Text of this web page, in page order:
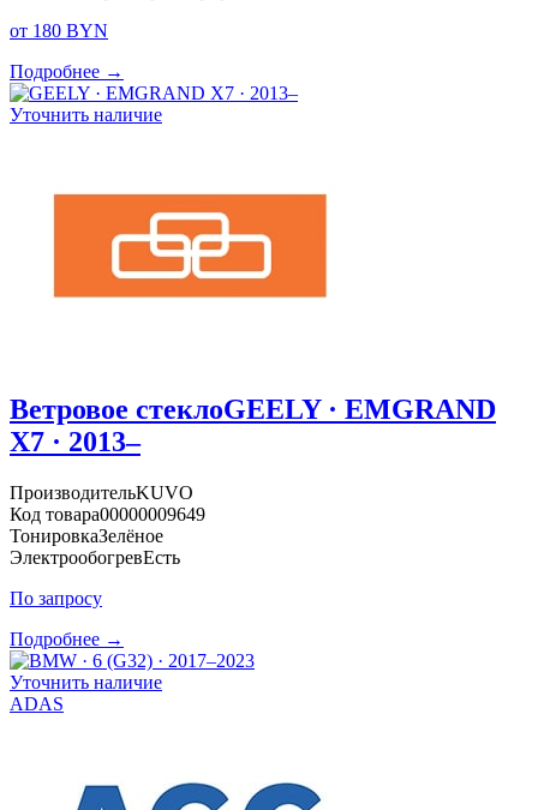
от 180 BYN
Подробнее →
Уточнить наличие
Ветровое стеклоGEELY · EMGRAND
X7 · 2013–
ПроизводительKUVO
Код товара00000009649
ТонировкаЗелёное
ЭлектрообогревЕсть
По запросу
Подробнее →
Уточнить наличие
ADAS